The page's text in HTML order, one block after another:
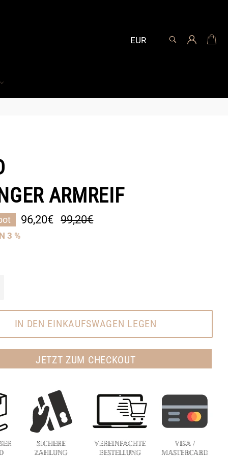
Suchen
ARMREIF
96,20€
Normaler
Preis
99,20€
3 %
IN DEN EINKAUFSWAGEN LEGEN
JETZT ZUM CHECKOUT